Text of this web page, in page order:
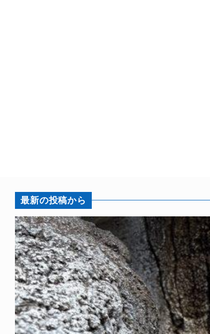
最新の投稿から